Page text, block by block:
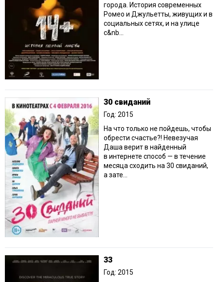
города. История современных
Ромео и Джульетты, живущих и в
социальных сетях, и на улице
с&nb...
30 свиданий
Год: 2015
На что только не пойдешь, чтобы
обрести счастье?! Невезучая
Даша верит в найденный
в интернете способ — в течение
месяца сходить на 30 свиданий,
а зате...
33
Год: 2015